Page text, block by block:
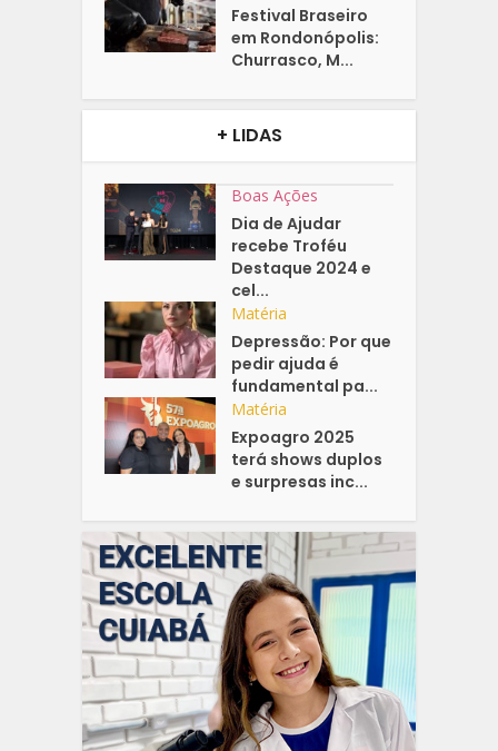
Festival Braseiro
em Rondonópolis:
Churrasco, M...
+ LIDAS
Boas Ações
Dia de Ajudar
recebe Troféu
Destaque 2024 e
cel...
Matéria
Depressão: Por que
pedir ajuda é
fundamental pa...
Matéria
Expoagro 2025
terá shows duplos
e surpresas inc...